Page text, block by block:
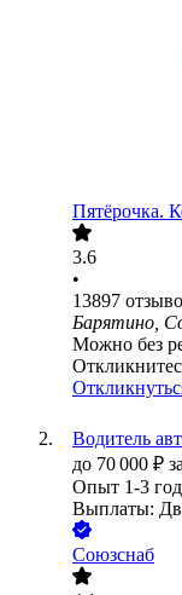
Пятёрочка.
3.6
•
13897
Барятино,
Можно без
Водитель
до 70 000 ₽
Опыт 1-3
Выплаты:
Союзснаб